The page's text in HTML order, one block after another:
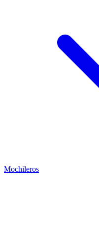
Mochileros